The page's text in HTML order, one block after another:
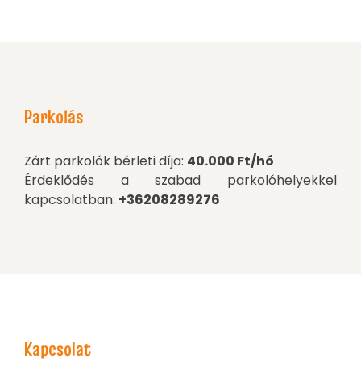
Parkolás
Zárt parkolók bérleti díja: 40.000 Ft/hó
Érdeklődés a szabad parkolóhelyekkel
kapcsolatban: +36208289276
Kapcsolat